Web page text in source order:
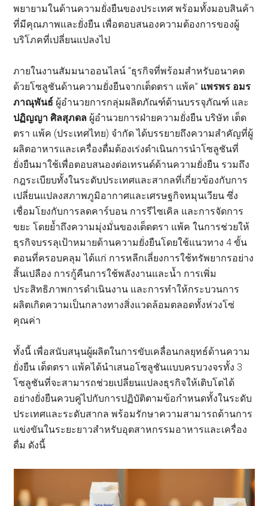
พยายามในด้านความยั่งยืนของประเทศ พร้อมทั้งมอบสินค้า
ที่มีคุณภาพและยั่งยืน เพื่อตอบสนองความต้องการของผู้
บริโภคที่เปลี่ยนแปลงไป
ภายในงานสัมมนาออนไลน์ “ธุรกิจที่พร้อมสำหรับอนาคต
ด้วยโซลูชันด้านความยั่งยืนจากเต็ดตรา แพ้ค” แพรพร อมร
ภาณุพันธ์ ผู้อำนวยการกลุ่มผลิตภัณฑ์ด้านบรรจุภัณฑ์ และ
ปฏิญญา ศิลสุภดล ผู้อำนวยการฝ่ายความยั่งยืน บริษัท เต็ด
ตรา แพ้ค (ประเทศไทย) จำกัด ได้บรรยายถึงความสำคัญที่ผู้
ผลิตอาหารและเครื่องดื่มต้องเร่งดำเนินการนำโซลูชันที่
ยั่งยืนมาใช้เพื่อตอบสนองต่อเทรนด์ด้านความยั่งยืน รวมถึง
กฎระเบียบทั้งในระดับประเทศและสากลที่เกี่ยวข้องกับการ
เปลี่ยนแปลงสภาพภูมิอากาศและเศรษฐกิจหมุนเวียน ซึ่ง
เชื่อมโยงกับการลดคาร์บอน การรีไซเคิล และการจัดการ
ขยะ โดยย้ำถึงความมุ่งมั่นของเต็ดตรา แพ้ค ในการช่วยให้
ธุรกิจบรรลุเป้าหมายด้านความยั่งยืนโดยใช้แนวทาง 4 ขั้น
ตอนที่ครอบคลุม ได้แก่ การหลีกเลี่ยงการใช้ทรัพยากรอย่าง
สิ้นเปลือง การกู้คืนการใช้พลังงานและน้ำ การเพิ่ม
ประสิทธิภาพการดำเนินงาน และการทำให้กระบวนการ
ผลิตเกิดความเป็นกลางทางสิ่งแวดล้อมตลอดทั้งห่วงโซ่
คุณค่า
ทั้งนี้ เพื่อสนับสนุนผู้ผลิตในการขับเคลื่อนกลยุทธ์ด้านความ
ยั่งยืน เต็ดตรา แพ้คได้นำเสนอโซลูชันแบบครบวงจรทั้ง 3
โซลูชันที่จะสามารถช่วยเปลี่ยนแปลงธุรกิจให้เติบโตได้
อย่างยั่งยืนควบคู่ไปกับการปฏิบัติตามข้อกำหนดทั้งในระดับ
ประเทศและระดับสากล พร้อมรักษาความสามารถด้านการ
แข่งขันในระยะยาวสำหรับอุตสาหกรรมอาหารและเครื่อง
ดื่ม ดังนี้